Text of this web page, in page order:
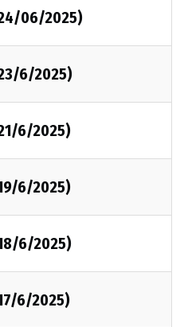
06/2025)
6/2025)
6/2025)
6/2025)
6/2025)
6/2025)